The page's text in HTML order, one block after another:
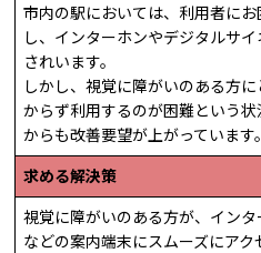
市内の駅においては、利用者に
し、インターホンやデジタルサ
されいます。
しかし、視覚に障がいのある方
からず利用するのが困難という
からも改善要望が上がっています。
求める解決策
視覚に障がいのある方が、イン
などの案内端末にスムーズにア